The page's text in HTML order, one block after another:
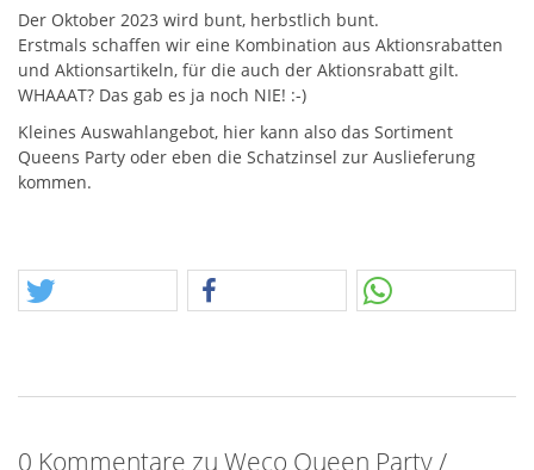
Der Oktober 2023 wird bunt, herbstlich bunt.
Erstmals schaffen wir eine Kombination aus Aktionsrabatten
und Aktionsartikeln, für die auch der Aktionsrabatt gilt.
WHAAAT? Das gab es ja noch NIE! :-)
Kleines Auswahlangebot, hier kann also das Sortiment
Queens Party oder eben die Schatzinsel zur Auslieferung
kommen.
0 Kommentare zu Weco Queen Party /